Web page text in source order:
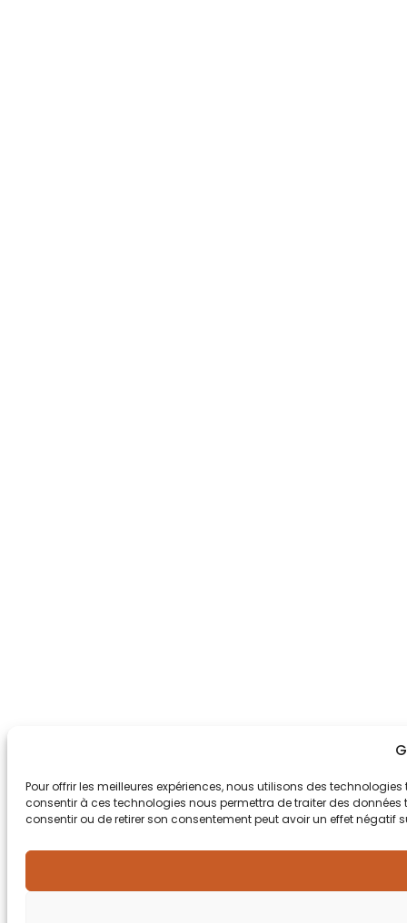
Pour offrir les meilleures expériences, nous utilisons des
consentir à ces technologies nous permettra de traiter des
consentir ou de retirer son consentement peut avoir un effet négatif